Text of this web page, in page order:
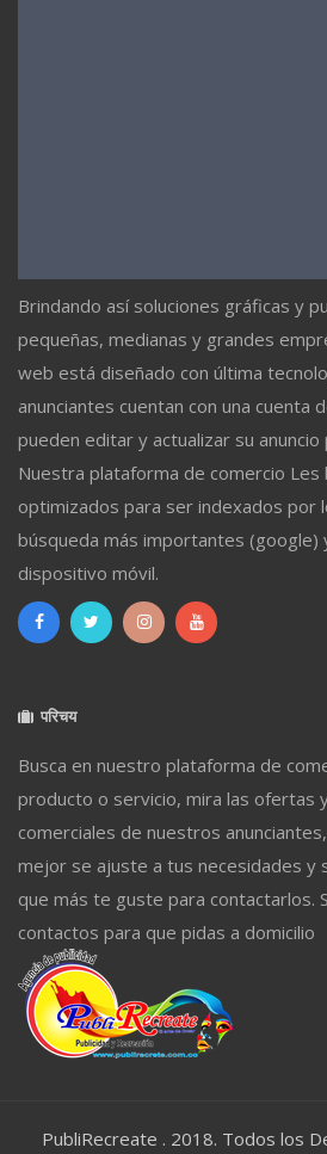
Brindando así soluciones gráficas y
pequeñas, medianas y grandes
web está diseñado con última
anunciantes cuentan con una cuenta
pueden editar y actualizar su
Nuestra plataforma de comercio Les
optimizados para ser indexados por
búsqueda más importantes (google)
dispositivo móvil.
परिचय
Busca en nuestro plataforma de
producto o servicio, mira las ofertas
comerciales de nuestros
mejor se ajuste a tus necesidades y
que más te guste para contactarlos.
contactos para que pidas a domicilio
PubliRecreate . 2018. Todos los